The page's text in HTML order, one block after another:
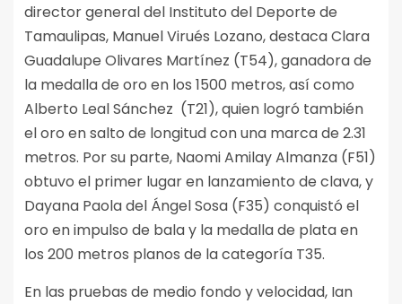
director general del Instituto del Deporte de
Tamaulipas, Manuel Virués Lozano, destaca Clara
Guadalupe Olivares Martínez (T54), ganadora de
la medalla de oro en los 1500 metros, así como
Alberto Leal Sánchez (T21), quien logró también
el oro en salto de longitud con una marca de 2.31
metros. Por su parte, Naomi Amilay Almanza (F51)
obtuvo el primer lugar en lanzamiento de clava, y
Dayana Paola del Ángel Sosa (F35) conquistó el
oro en impulso de bala y la medalla de plata en
los 200 metros planos de la categoría T35.
En las pruebas de medio fondo y velocidad, Ian